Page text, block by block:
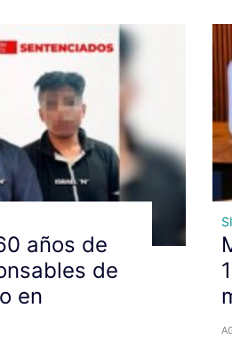
años de
de
en